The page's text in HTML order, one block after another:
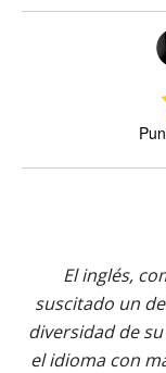
El inglés,
suscitado un
diversidad de
el idioma con